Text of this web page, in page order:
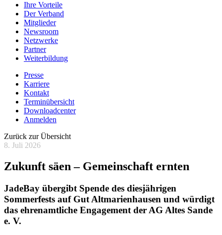
Ihre Vorteile
Der Verband
Mitglieder
Newsroom
Netzwerke
Partner
Weiterbildung
Presse
Karriere
Kontakt
Terminübersicht
Downloadcenter
Anmelden
Zurück zur Übersicht
8. Juli 2026
Zukunft säen – Gemeinschaft ernten
JadeBay übergibt Spende des diesjährigen
Sommerfests auf Gut Altmarienhausen und würdigt
das ehrenamtliche Engagement der AG Altes Sande
e. V.